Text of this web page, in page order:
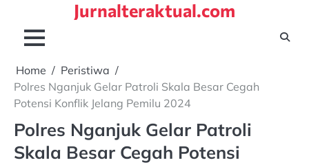
content
Jurnalteraktual.com
Home
Peristiwa
Polres Nganjuk Gelar Patroli Skala Besar Cegah
Potensi Konflik Jelang Pemilu 2024
Polres Nganjuk Gelar Patroli
Skala Besar Cegah Potensi